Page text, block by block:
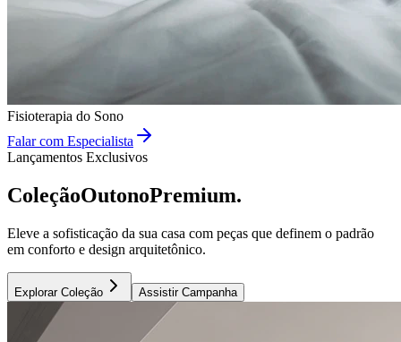
Fisioterapia do Sono
Falar com Especialista
Lançamentos Exclusivos
ColeçãoOutonoPremium.
Eleve a sofisticação da sua casa com peças que definem o padrão
em conforto e design arquitetônico.
Explorar Coleção Assistir Campanha